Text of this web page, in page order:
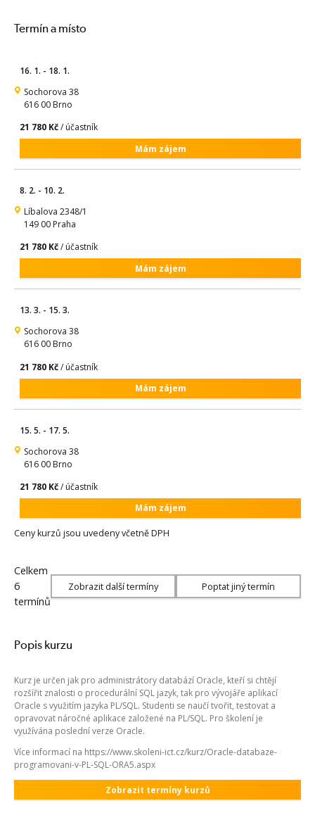
Termín a místo
16. 1. - 18. 1.
Sochorova 38
616 00 Brno
21 780 Kč/ účastník
Mám zájem
8. 2. - 10. 2.
Líbalova 2348/1
149 00 Praha
21 780 Kč/ účastník
Mám zájem
13. 3. - 15. 3.
Sochorova 38
616 00 Brno
21 780 Kč/ účastník
Mám zájem
15. 5. - 17. 5.
Sochorova 38
616 00 Brno
21 780 Kč/ účastník
Mám zájem
Ceny kurzů jsou uvedeny včetně DPH
Celkem
6
termínů
Zobrazit další termíny Poptat jiný termín
Popis kurzu
Kurz je určen jak pro administrátory databází Oracle, kteří si chtějí
rozšířit znalosti o procedurální SQL jazyk, tak pro vývojáře aplikací
Oracle s využitím jazyka PL/SQL. Studenti se naučí tvořit, testovat a
opravovat náročné aplikace založené na PL/SQL. Pro školení je
využívána poslední verze Oracle.
Více informací na https://www.skoleni-ict.cz/kurz/Oracle-databaze-
programovani-v-PL-SQL-ORA5.aspx
Zobrazit termíny kurzů